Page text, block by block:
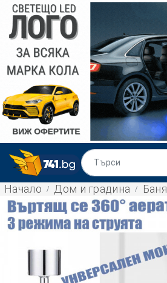
Начало Дом и градина Баня